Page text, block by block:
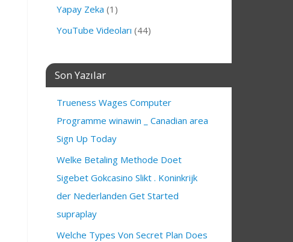
Yapay Zeka (1)
YouTube Videoları (44)
Son Yazılar
Trueness Wages Computer
Programme winawin _ Canadian area
Sign Up Today
Welke Betaling Methode Doet
Sigebet Gokcasino Slikt . Koninkrijk
der Nederlanden Get Started
supraplay
Welche Types Von Secret Plan Does